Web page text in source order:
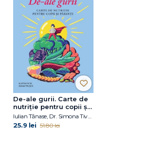
De-ale gurii. Carte de
nutriție pentru copii și
părinți
Iulian Tănase, Dr. Simona Tivadar
25.9 lei 51.80 lei